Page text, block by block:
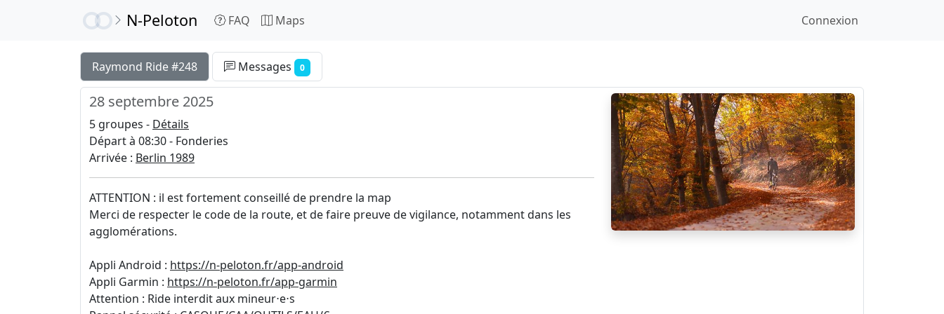
N-Peloton FAQ Maps Connexion
Raymond Ride #248 Messages 0
28 septembre 2025
5 groupes - Détails
Départ à 08:30 - Fonderies
Arrivée : Berlin 1989
ATTENTION : il est fortement conseillé de prendre la map
Merci de respecter le code de la route, et de faire preuve de vigilance, notamment dans les
agglomérations.
Appli Android : https://n-peloton.fr/app-android
Appli Garmin : https://n-peloton.fr/app-garmin
Attention : Ride interdit aux mineur⋅e⋅s